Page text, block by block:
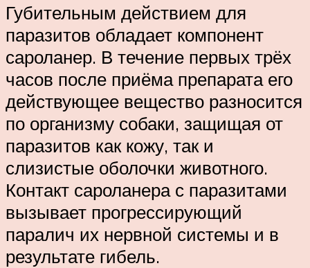
Губительным действием для
паразитов обладает компонент
сароланер. В течение первых трёх
часов после приёма препарата его
действующее вещество разносится
по организму собаки, защищая от
паразитов как кожу, так и
слизистые оболочки животного.
Контакт сароланера с паразитами
вызывает прогрессирующий
паралич их нервной системы и в
результате гибель.